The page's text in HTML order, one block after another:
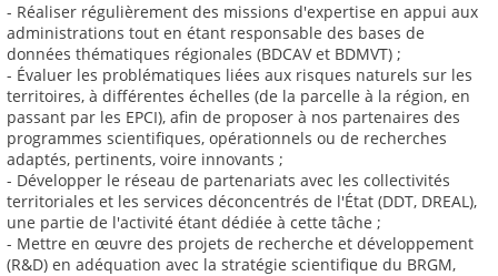
- Réaliser régulièrement des missions d'expertise en appui aux
administrations tout en étant responsable des bases de
données thématiques régionales (BDCAV et BDMVT) ;
- Évaluer les problématiques liées aux risques naturels sur les
territoires, à différentes échelles (de la parcelle à la région, en
passant par les EPCI), afin de proposer à nos partenaires des
programmes scientifiques, opérationnels ou de recherches
adaptés, pertinents, voire innovants ;
- Développer le réseau de partenariats avec les collectivités
territoriales et les services déconcentrés de l'État (DDT, DREAL),
une partie de l'activité étant dédiée à cette tâche ;
- Mettre en œuvre des projets de recherche et développement
(R&D) en adéquation avec la stratégie scientifique du BRGM,